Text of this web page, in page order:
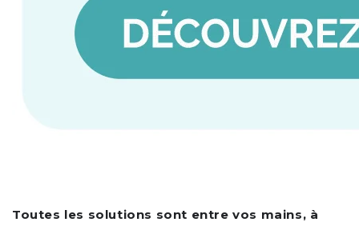
Toutes les solutions sont entre vos mains, à